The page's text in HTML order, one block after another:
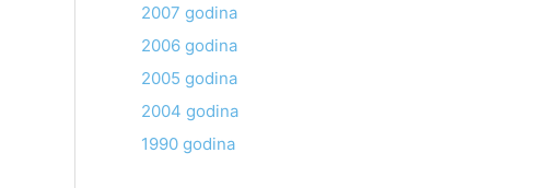
2007 godina
2006 godina
2005 godina
2004 godina
1990 godina